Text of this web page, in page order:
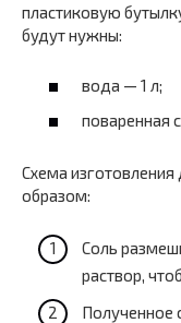
пластиковую
будут нужны:
вода — 1 л;
поваренная
Схема
образом:
Соль
раствор,
Полученное